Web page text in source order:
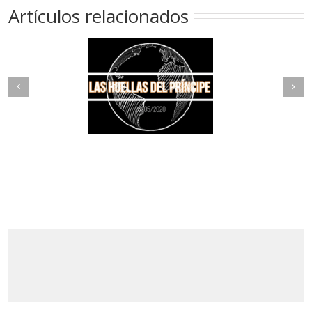
Artículos relacionados